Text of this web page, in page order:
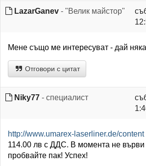
LazarGanev - "Велик майстор"
Мене също ме интересуват - дай
Отговори с цитат
Niky77 - специалист
http://www.umarex-laserliner.de/
114.00 лв с ДДС. В момента не върви
пробвайте пак! Успех!